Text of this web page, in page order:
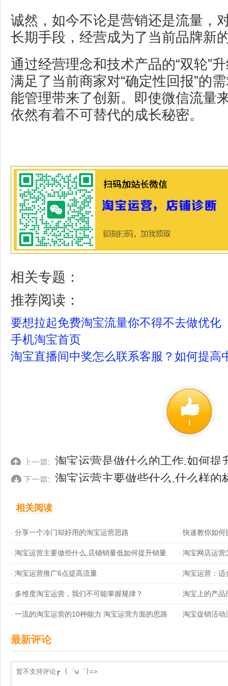
诚然，如今不论是营销还是流量，
长期手段，经营成为了当前品牌新
通过经营理念和技术产品的“双轮”
满足了当前商家对“确定性回报”的
能管理带来了创新。即使微信流量
依然有着不可替代的成长秘密。
相关专题：
推荐阅读：
要想拉起免费淘宝流量你不得不去做优化
手机淘宝首页
淘宝直播间中奖怎么联系客服？如何提高
1
上一篇: 淘宝运营是做什么的工作,如何提
下一篇: 淘宝运营主要做些什么,什么样的
相关阅读
· 分享一个冷门却好用的淘宝运营思路 · 快速教你如何
· 淘宝运营主要做些什么,店铺销量低如何提升销量 · 淘宝网店运营
· 淘宝运营推广6点提高流量 · 淘宝运营：适
· 多维度淘宝运营，我们不可能掌握规律？ · 淘宝上的产品
· 一流的淘宝运营的10种能力 淘宝运营方面的思路 · 淘宝促销活动
最新评论